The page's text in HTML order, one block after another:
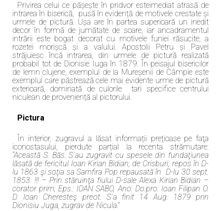
Privirea celui ce pășește în pridvor esteimediat atrasă de
intrarea în biserică, pusă în evidență de motivele crestate și
urmele de pictură. Ușa are în partea superioară un inedit
decor în formă de jumătate de soare, iar ancadramentul
intrării este bogat decorat cu motivele funiei răsucite, a
rozetei morișcă și a valului. Apostolii Petru și Pavel
străjuiesc încă intrarea, din urmele de pictură realizată
probabil tot de Dionisie Iuga în 1879. În peisajul bisericilor
de lemn clujene, exemplul de la Mureșenii de Câmpie este
exemplul care păstrează cele mai evidente urme de pictură
exterioară, dominată de culorile tari specifice centrului
niculean de proveniență al pictorului.
Pictura
În interior, zugravul a lăsat informații prețioase pe faţa
iconostasului, pierdute parțial la recenta strămutare:
“Această S. Băs. S`au zugravit cu spesele din fundaţiunea
lăsată de fericitul Ioan Kirian Bidian, de Crisburi, repos în D-
lu 1863 şi soţia sa Samfira Pop repausată în D-lu 30 sept.
1853. !!! – Prin stăruinţa fiului D-sale Alexa Kirian Bidian –
corator prim; Eps.: IOAN SABO, Ano: Do.pro: Ioan Filipan O.
D. Ioan Cheresteş preot. S`a finit 14 Aug. 1879 prin
Dionisiu Juga, zugrav de Nicula.”